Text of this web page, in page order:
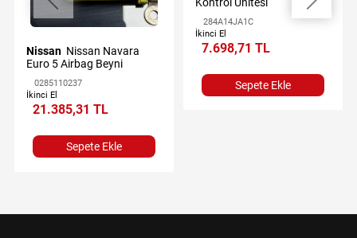
Nissan
Euro 5 Airbag Beyni
0285110237
İkinci El
21.385,31 TL
Sepete Ekle
284A14JA1C
İkinci El
7.698,71 TL
Sepete Ekle